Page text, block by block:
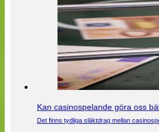
Kan casinospelande göra oss
Det finns tydliga släktdrag mellan